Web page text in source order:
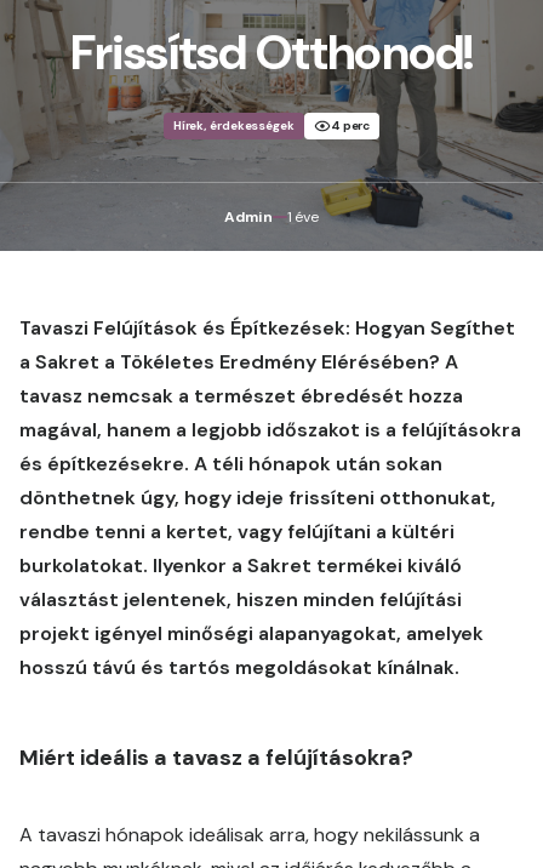
Frissítsd Otthonod!
Admin 1 éve
Hírek, érdekességek 4 perc
Tavaszi Felújítások és Építkezések: Hogyan Segíthet
a Sakret a Tökéletes Eredmény Elérésében? A
tavasz nemcsak a természet ébredését hozza
magával, hanem a legjobb időszakot is a felújításokra
és építkezésekre. A téli hónapok után sokan
dönthetnek úgy, hogy ideje frissíteni otthonukat,
rendbe tenni a kertet, vagy felújítani a kültéri
burkolatokat. Ilyenkor a Sakret termékei kiváló
választást jelentenek, hiszen minden felújítási
projekt igényel minőségi alapanyagokat, amelyek
hosszú távú és tartós megoldásokat kínálnak.
Miért ideális a tavasz a felújításokra?
A tavaszi hónapok ideálisak arra, hogy nekilássunk a